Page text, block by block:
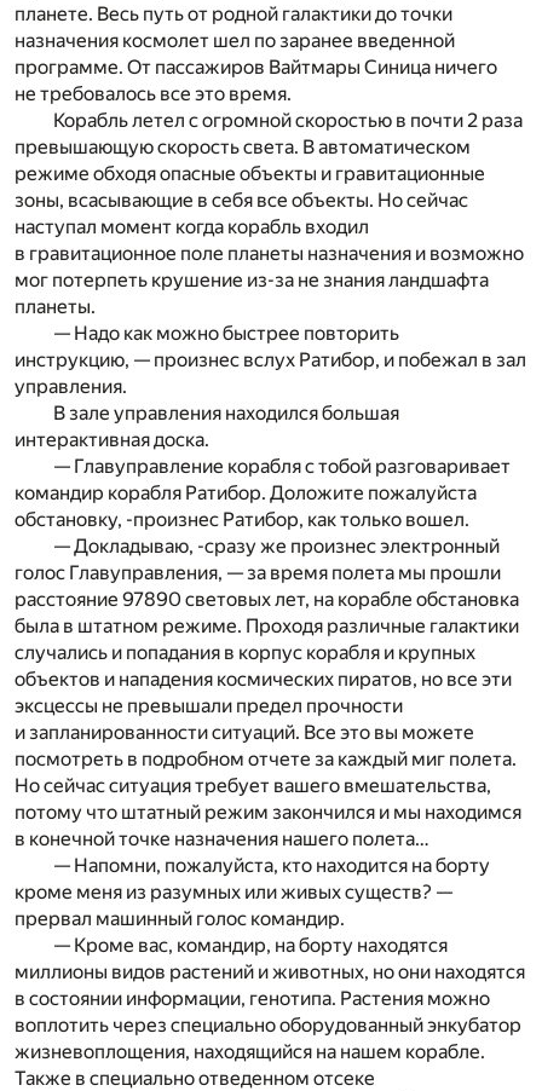
планете. Весь путь от родной галактики до точки
назначения космолет шел по заранее введенной
программе. От пассажиров Вайтмары Синица ничего
не требовалось все это время.
Корабль летел с огромной скоростью в почти 2 раза
превышающую скорость света. В автоматическом
режиме обходя опасные объекты и гравитационные
зоны, всасывающие в себя все объекты. Но сейчас
наступал момент когда корабль входил
в гравитационное поле планеты назначения и возможно
мог потерпеть крушение из-за не знания ландшафта
планеты.
— Надо как можно быстрее повторить
инструкцию, — произнес вслух Ратибор, и побежал в зал
управления.
В зале управления находился большая
интерактивная доска.
— Главуправление корабля с тобой разговаривает
командир корабля Ратибор. Доложите пожалуйста
обстановку, -произнес Ратибор, как только вошел.
— Докладываю, -сразу же произнес электронный
голос Главуправления, — за время полета мы прошли
расстояние 97890 световых лет, на корабле обстановка
была в штатном режиме. Проходя различные галактики
случались и попадания в корпус корабля и крупных
объектов и нападения космических пиратов, но все эти
эксцессы не превышали предел прочности
и запланированности ситуаций. Все это вы можете
посмотреть в подробном отчете за каждый миг полета.
Но сейчас ситуация требует вашего вмешательства,
потому что штатный режим закончился и мы находимся
в конечной точке назначения нашего полета…
— Напомни, пожалуйста, кто находится на борту
кроме меня из разумных или живых существ? —
прервал машинный голос командир.
— Кроме вас, командир, на борту находятся
миллионы видов растений и животных, но они находятся
в состоянии информации, генотипа. Растения можно
воплотить через специально оборудованный энкубатор
жизневоплощения, находящийся на нашем корабле.
Также в специально отведенном отсеке